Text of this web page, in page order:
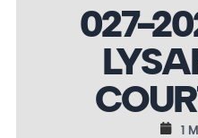
027-
1